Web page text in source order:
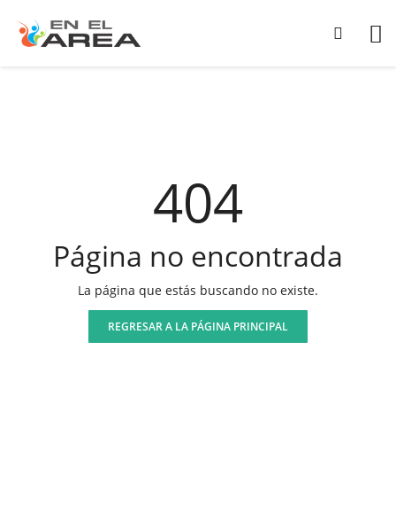
404
Página no encontrada
La página que estás buscando no existe.
REGRESAR A LA PÁGINA PRINCIPAL